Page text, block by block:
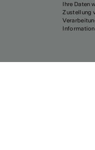
Ihre Daten
Zustellung